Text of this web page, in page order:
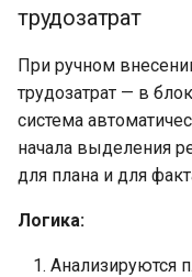
трудозатрат
При ручном
трудозатрат — в
система
начала выделения
для плана и для
Логика:
Анализируются